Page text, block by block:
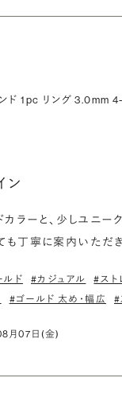
ド 1pc リング 3.0mm
ン
ラーと、少しユニー
も丁寧に案内いただき
ルド #カジュアル #スト
#ゴールド 太め・幅広 #
月07日(金)